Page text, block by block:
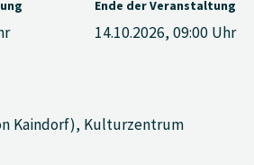
Ende der Veranstaltung
14.10.2026, 09:00 Uhr
Kaindorf), Kulturzentrum